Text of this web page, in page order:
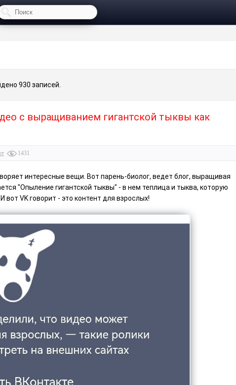
930 записей.
с выращиванием гигантской тыквы как
1431
интересные вещи. Вот парень-биолог, ведет блог, выращивая
"Опыление гигантской тыквы" - в нем теплица и тыква, которую
VK говорит - это контент для взрослых!